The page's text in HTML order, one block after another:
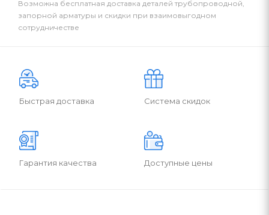
Возможна бесплатная доставка деталей трубопроводной,
запорной арматуры и скидки при взаимовыгодном
сотрудничестве
Быстрая доставка Система скидок
Гарантия качества Доступные цены